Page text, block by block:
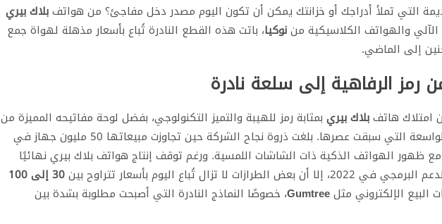
التي تملأ أدراجك أو خزانتك يمكن أن تكون اليوم مصدر دخل مفاجئ؟ من هواتفبلاك بيري
والهواتف الكلاسيكية مننوكيا، باتت هذه القطع النادرة تُباع بأسعار مذهلة لهواة جمع
إلى الماضي.
رمز الرفاهية إلى سلعة نادرة
امتلاك هاتفبلاك بيري بمثابة رمز للهيبة والتميز التكنولوجي، بفضل لوحة مفاتيحه المميزة من
نوع QWERTY وشاشته الواسعة التي سبقت عصرها. بلغت ذروة نجاح الشركة حين تجاوزت مبيعاتها 50 مليون جهاز في
ظهور الهواتف الذكية ذات الشاشات اللمسية. ورغم توقف إنتاج هواتف بلاك بيري نهائيًا
30 إلى 100
البيع الإلكتروني مثلGumtree، خصوصًا النماذج النادرة التي أصبحت مطلوبة بشدة بين